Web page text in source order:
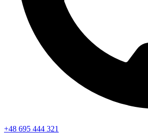
+48 695 444 321